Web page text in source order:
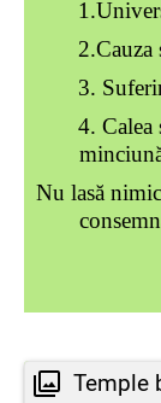
2.Cauza
3.
4. Calea
Nu lasă
Temple